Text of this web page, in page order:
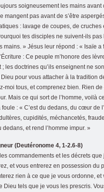
soigneusement les mains avant
pas avant de s’être
: lavage de coupes, de cruches
tes disciples ne suivent-ils
mains. » Jésus leur répond : « Isaïe a
: Ce peuple m’honore des
les doctrines qu’ils enseignent ne
pour vous attacher à la tradition
moi tous, et comprenez bien. Rien
Mais ce qui sort de l’homme, voilà
: « C’est du dedans, du cœur de
cupidités, méchancetés,
et rend l’homme impur. »
(Deutéronome 4, 1-2.6-8)
commandements et les décrets
et vous entrerez en possession du
rien à ce que je vous ordonne, et
tels que je vous les prescris.